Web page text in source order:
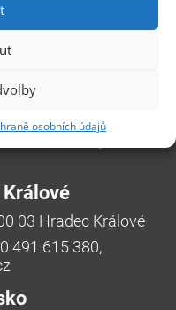
osobních údajů
03 Hradec Králové
491 615 380,